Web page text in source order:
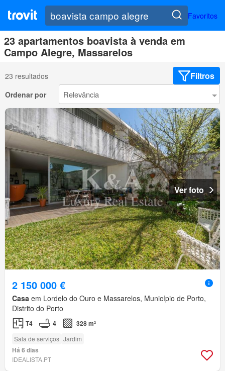
Favoritos
23 apartamentos boavista à venda em
Campo Alegre, Massarelos
23 resultados Filtros
Ordenar por
Ver foto
2 150 000 €
Casa em Lordelo do Ouro e Massarelos, Município de Porto,
Distrito do Porto
T4 4 328 m²
Sala de serviços Jardim
Há 6 dias
IDEALISTA.PT